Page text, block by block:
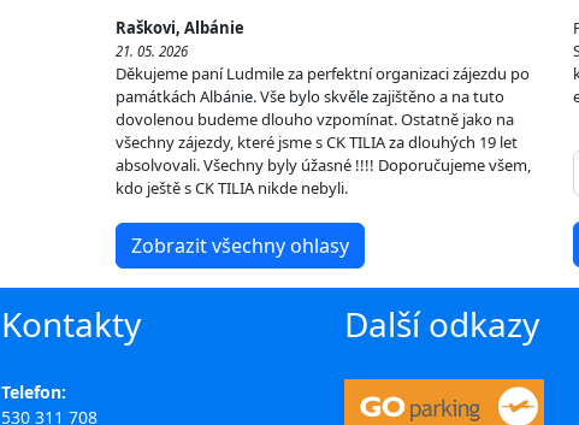
Raškovi, Albánie
21. 05. 2026
Děkujeme paní Ludmile za perfektní organizaci zájezdu po
památkách Albánie. Vše bylo skvěle zajištěno a na tuto
dovolenou budeme dlouho vzpomínat. Ostatně jako na
všechny zájezdy, které jsme s CK TILIA za dlouhých 19 let
absolvovali. Všechny byly úžasné !!!! Doporučujeme všem,
kdo ještě s CK TILIA nikde nebyli.
Zobrazit všechny ohlasy
Kontakty
Telefon:
530 311 708
Další odkazy